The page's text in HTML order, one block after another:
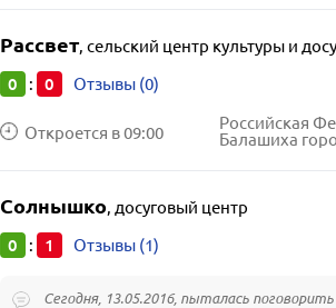
Рассвет, сельский центр культуры и
0 : 0 Отзывы (0)
Откроется в 09:00
Российская
Балашиха город,
Солнышко, досуговый центр
0 : 1 Отзывы (1)
Сегодня, 13.05.2016, пыталась